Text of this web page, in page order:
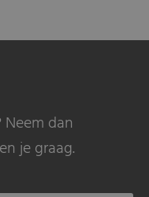
dan
je graag.